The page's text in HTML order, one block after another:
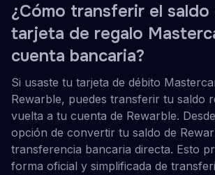
¿Cómo transferir el saldo
tarjeta de regalo
cuenta bancaria?
Si usaste tu tarjeta de débito
Rewarble, puedes transferir tu saldo
vuelta a tu cuenta de Rewarble.
opción de convertir tu saldo de
transferencia bancaria directa. Esto
forma oficial y simplificada de